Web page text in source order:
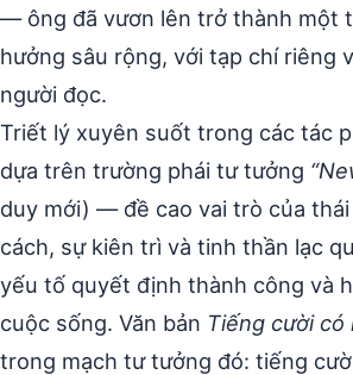
— ông đã vươn lên trở thành một
hưởng sâu rộng, với tạp chí riêng
người đọc.
Triết lý xuyên suốt trong các tác
dựa trên trường phái tư tưởng
duy mới) — đề cao vai trò của
cách, sự kiên trì và tinh thần lạc
yếu tố quyết định thành công và
cuộc sống. Văn bản Tiếng cười có
trong mạch tư tưởng đó: tiếng